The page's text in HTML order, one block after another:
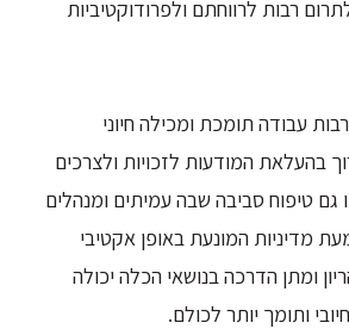
רבות לרווחתם ולפרודוקטיביות
עבודה תומכת ומכילה חיוני
בהעלאת המודעות לזכויות ולצרכים
גם טיפוח סביבה שבה עמיתים ומנהלים
מדיניות המונעת באופן אקטיבי
ומתן הדרכה בנושאי הכלה יכולה
ותומך יותר לכולם.